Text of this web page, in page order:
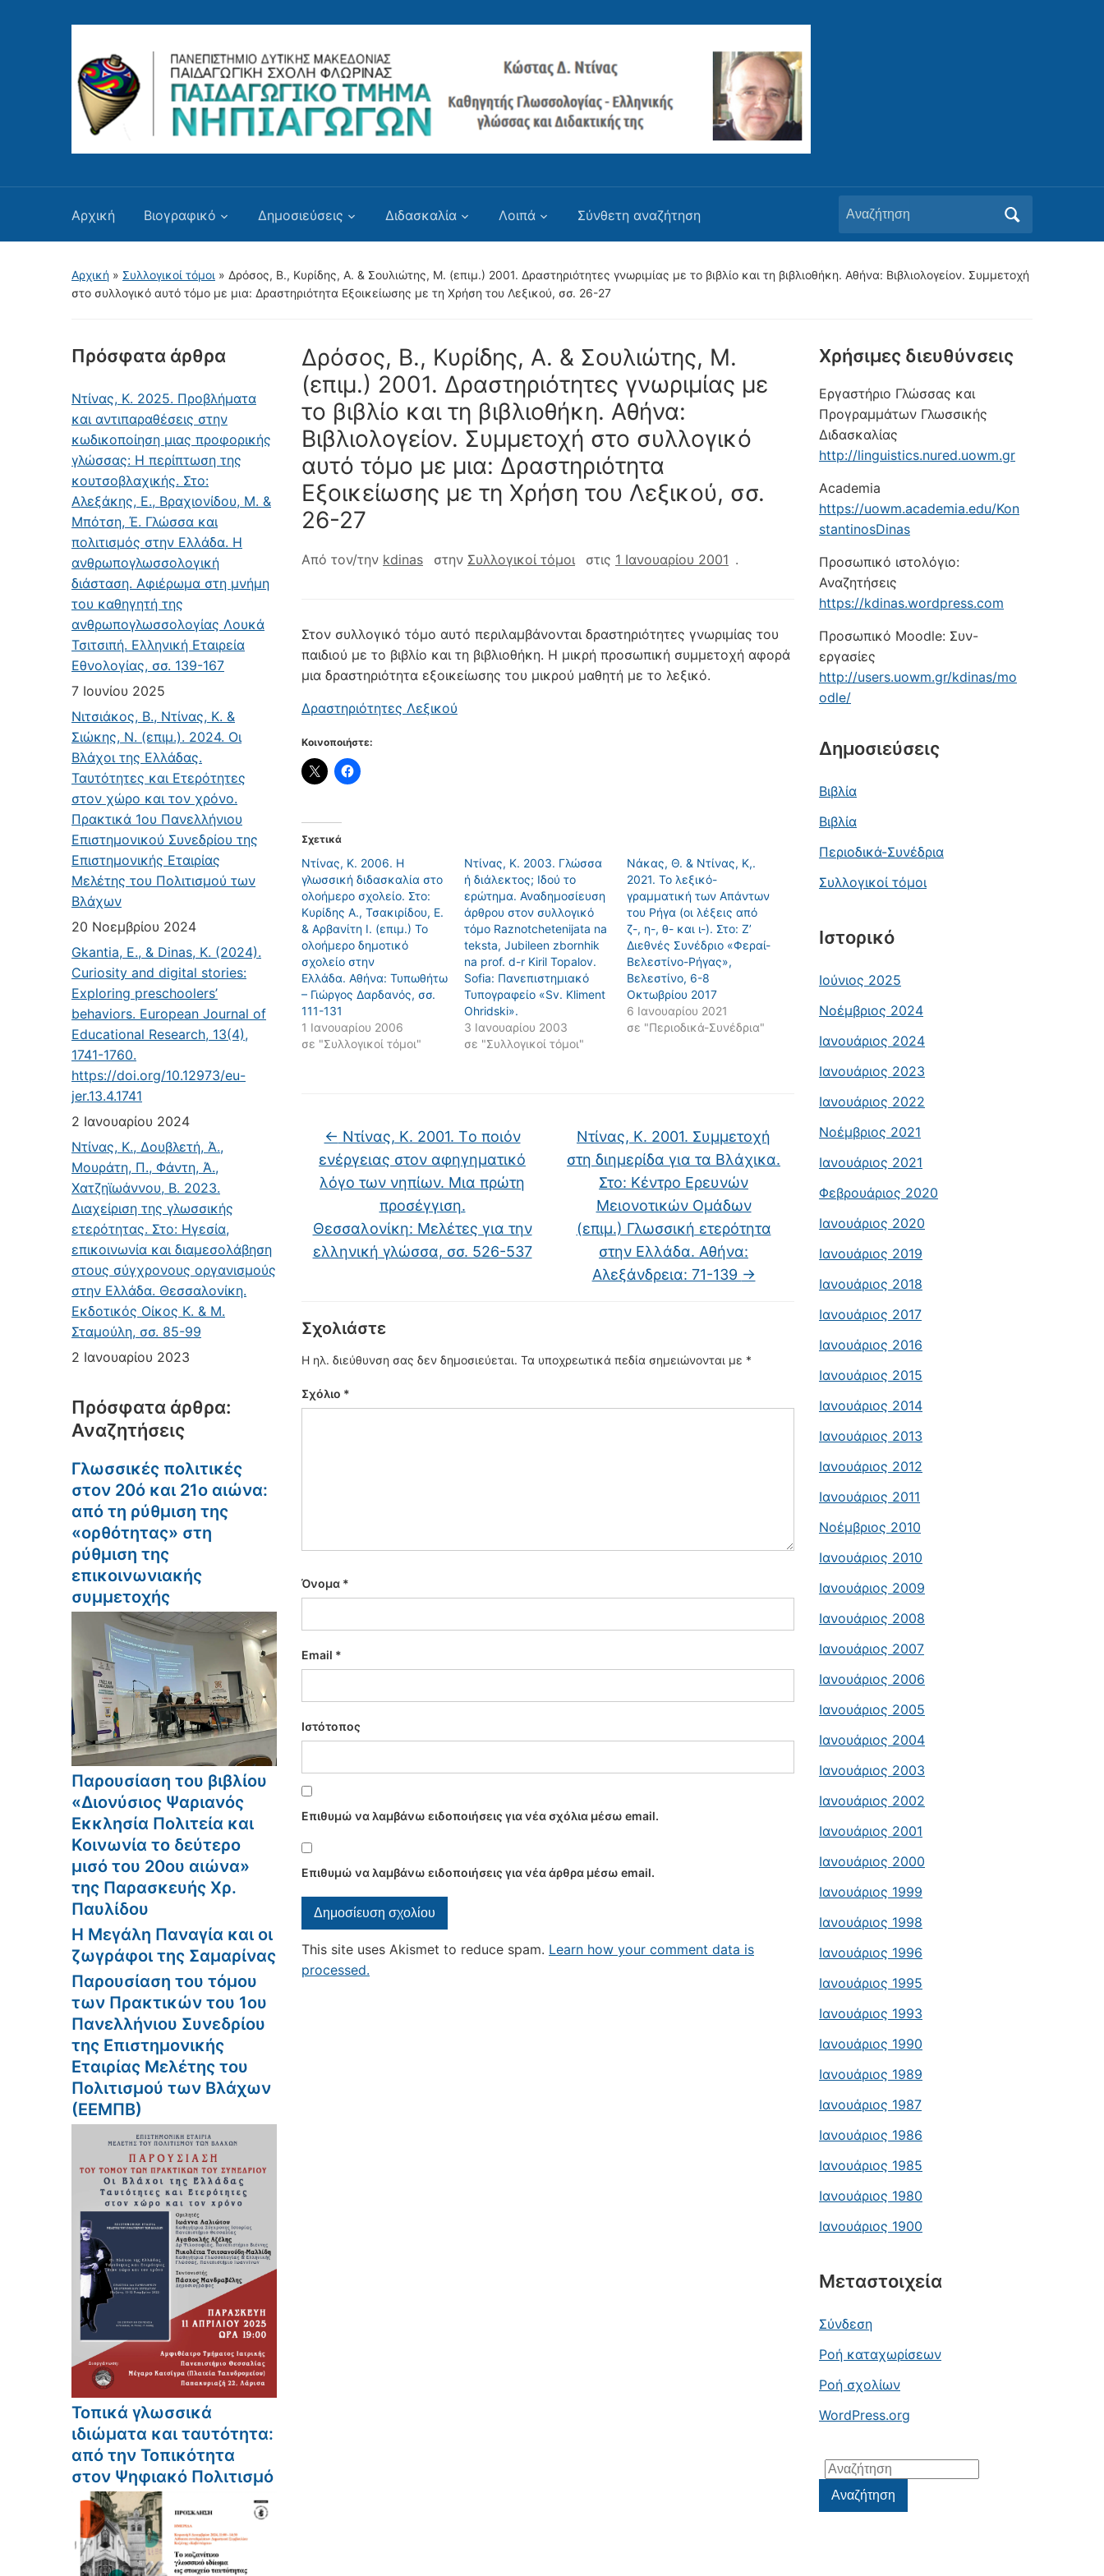
Αρχική Βιογραφικό Δημοσιεύσεις Διδασκαλία Λοιπά Σύνθετη αναζήτηση
Αναζήτηση
για:
Αρχική » Συλλογικοί τόμοι » Δρόσος, Β., Κυρίδης, Α. & Σουλιώτης, Μ. (επιμ.) 2001. Δραστηριότητες γνωριμίας με το βιβλίο και τη βιβλιοθήκη. Αθήνα: Βιβλιολογείον. Συμμετοχή
στο συλλογικό αυτό τόμο με μια: Δραστηριότητα Εξοικείωσης με τη Χρήση του Λεξικού, σσ. 26-27
Πρόσφατα άρθρα
Ντίνας, Κ. 2025. Προβλήματα
και αντιπαραθέσεις στην
κωδικοποίηση μιας προφορικής
γλώσσας: Η περίπτωση της
κουτσοβλαχικής. Στο:
Αλεξάκης, Ε., Βραχιονίδου, Μ. &
Μπότση, Έ. Γλώσσα και
πολιτισμός στην Ελλάδα. Η
ανθρωπογλωσσολογική
διάσταση. Αφιέρωμα στη μνήμη
του καθηγητή της
ανθρωπογλωσσολογίας Λουκά
Τσιτσιπή. Ελληνική Εταιρεία
Εθνολογίας, σσ. 139-167
7 Ιουνίου 2025
Νιτσιάκος, Β., Ντίνας, Κ. &
Σιώκης, Ν. (επιμ.). 2024. Οι
Βλάχοι της Ελλάδας.
Ταυτότητες και Ετερότητες
στον χώρο και τον χρόνο.
Πρακτικά 1ου Πανελλήνιου
Επιστημονικού Συνεδρίου της
Επιστημονικής Εταιρίας
Μελέτης του Πολιτισμού των
Βλάχων
20 Νοεμβρίου 2024
Gkantia, E., & Dinas, K. (2024).
Curiosity and digital stories:
Exploring preschoolers’
behaviors. European Journal of
Educational Research, 13(4),
1741-1760.
https://doi.org/10.12973/eu-
jer.13.4.1741
2 Ιανουαρίου 2024
Ντίνας, Κ., Δουβλετή, Ά.,
Μουράτη, Π., Φάντη, Ά.,
Χατζηϊωάννου, Β. 2023.
Διαχείριση της γλωσσικής
ετερότητας. Στο: Ηγεσία,
επικοινωνία και διαμεσολάβηση
στους σύγχρονους οργανισμούς
στην Ελλάδα. Θεσσαλονίκη.
Εκδοτικός Οίκος Κ. & Μ.
Σταμούλη, σσ. 85-99
2 Ιανουαρίου 2023
Πρόσφατα άρθρα:
Αναζητήσεις
Γλωσσικές πολιτικές
στον 20ό και 21ο αιώνα:
από τη ρύθμιση της
«ορθότητας» στη
ρύθμιση της
επικοινωνιακής
συμμετοχής
Παρουσίαση του βιβλίου
«Διονύσιος Ψαριανός
Εκκλησία Πολιτεία και
Κοινωνία το δεύτερο
μισό του 20ου αιώνα»
της Παρασκευής Χρ.
Παυλίδου
Η Μεγάλη Παναγία και οι
ζωγράφοι της Σαμαρίνας
Παρουσίαση του τόμου
των Πρακτικών του 1ου
Πανελλήνιου Συνεδρίου
της Επιστημονικής
Εταιρίας Μελέτης του
Πολιτισμού των Βλάχων
(ΕΕΜΠΒ)
Τοπικά γλωσσικά
ιδιώματα και ταυτότητα:
από την Τοπικότητα
στον Ψηφιακό Πολιτισμό
Δρόσος, Β., Κυρίδης, Α. & Σουλιώτης, Μ.
(επιμ.) 2001. Δραστηριότητες γνωριμίας με
το βιβλίο και τη βιβλιοθήκη. Αθήνα:
Βιβλιολογείον. Συμμετοχή στο συλλογικό
αυτό τόμο με μια: Δραστηριότητα
Εξοικείωσης με τη Χρήση του Λεξικού, σσ.
26-27
Από τον/την kdinas στην Συλλογικοί τόμοι στις 1 Ιανουαρίου 2001 .
Στον συλλογικό τόμο αυτό περιλαμβάνονται δραστηριότητες γνωριμίας του
παιδιού με το βιβλίο και τη βιβλιοθήκη. Η μικρή προσωπική συμμετοχή αφορά
μια δραστηριότητα εξοικείωσης του μικρού μαθητή με το λεξικό.
Δραστηριότητες Λεξικού
Κοινοποιήστε:
Σχετικά
Ντίνας, Κ. 2006. Η
γλωσσική διδασκαλία στο
ολοήμερο σχολείο. Στο:
Κυρίδης Α., Τσακιρίδου, Ε.
& Αρβανίτη Ι. (επιμ.) Το
ολοήμερο δημοτικό
σχολείο στην
Ελλάδα. Αθήνα: Τυπωθήτω
– Γιώργος Δαρδανός, σσ.
111-131
1 Ιανουαρίου 2006
σε "Συλλογικοί τόμοι"
Ντίνας, Κ. 2003. Γλώσσα
ή διάλεκτος; Iδού το
ερώτημα. Αναδημοσίευση
άρθρου στον συλλογικό
τόμο Raznotchetenijata na
teksta, Jubileen zbornhik
na prof. d-r Kiril Topalov.
Sofia: Πανεπιστημιακό
Τυπογραφείο «Sv. Kliment
Ohridski».
3 Ιανουαρίου 2003
σε "Συλλογικοί τόμοι"
Νάκας, Θ. & Ντίνας, Κ,.
2021. Το λεξικό-
γραμματική των Απάντων
του Ρήγα (οι λέξεις από
ζ-, η-, θ- και ι-). Στο: Ζ’
Διεθνές Συνέδριο «Φεραί-
Βελεστίνο-Ρήγας»,
Βελεστίνο, 6-8
Οκτωβρίου 2017
6 Ιανουαρίου 2021
σε "Περιοδικά-Συνέδρια"
← Ντίνας, Κ. 2001. Tο ποιόν
ενέργειας στον αφηγηματικό
λόγο των νηπίων. Mια πρώτη
προσέγγιση.
Θεσσαλονίκη: Mελέτες για την
ελληνική γλώσσα, σσ. 526-537
Ντίνας, Κ. 2001. Συμμετοχή
στη διημερίδα για τα Βλάχικα.
Στο: Κέντρο Ερευνών
Μειονοτικών Ομάδων
(επιμ.) Γλωσσική ετερότητα
στην Ελλάδα. Αθήνα:
Αλεξάνδρεια: 71-139 →
Σχολιάστε
Η ηλ. διεύθυνση σας δεν δημοσιεύεται. Τα υποχρεωτικά πεδία σημειώνονται με *
Σχόλιο *
Όνομα *
Email *
Ιστότοπος
Επιθυμώ να λαμβάνω ειδοποιήσεις για νέα σχόλια μέσω email.
Επιθυμώ να λαμβάνω ειδοποιήσεις για νέα άρθρα μέσω email.
This site uses Akismet to reduce spam. Learn how your comment data is
processed.
Xρήσιμες διευθύνσεις
Εργαστήριο Γλώσσας και
Προγραμμάτων Γλωσσικής
Διδασκαλίας
http://linguistics.nured.uowm.gr
Academia
https://uowm.academia.edu/Kon
stantinosDinas
Προσωπικό ιστολόγιο:
Αναζητήσεις
https://kdinas.wordpress.com
Προσωπικό Moodle: Συν-
εργασίες
http://users.uowm.gr/kdinas/mo
odle/
Δημοσιεύσεις
Βιβλία
Βιβλία
Περιοδικά-Συνέδρια
Συλλογικοί τόμοι
Ιστορικό
Ιούνιος 2025
Νοέμβριος 2024
Ιανουάριος 2024
Ιανουάριος 2023
Ιανουάριος 2022
Νοέμβριος 2021
Ιανουάριος 2021
Φεβρουάριος 2020
Ιανουάριος 2020
Ιανουάριος 2019
Ιανουάριος 2018
Ιανουάριος 2017
Ιανουάριος 2016
Ιανουάριος 2015
Ιανουάριος 2014
Ιανουάριος 2013
Ιανουάριος 2012
Ιανουάριος 2011
Νοέμβριος 2010
Ιανουάριος 2010
Ιανουάριος 2009
Ιανουάριος 2008
Ιανουάριος 2007
Ιανουάριος 2006
Ιανουάριος 2005
Ιανουάριος 2004
Ιανουάριος 2003
Ιανουάριος 2002
Ιανουάριος 2001
Ιανουάριος 2000
Ιανουάριος 1999
Ιανουάριος 1998
Ιανουάριος 1996
Ιανουάριος 1995
Ιανουάριος 1993
Ιανουάριος 1990
Ιανουάριος 1989
Ιανουάριος 1987
Ιανουάριος 1986
Ιανουάριος 1985
Ιανουάριος 1980
Ιανουάριος 1900
Μεταστοιχεία
Σύνδεση
Ροή καταχωρίσεων
Ροή σχολίων
WordPress.org
Αναζήτηση
για:Αναζήτηση